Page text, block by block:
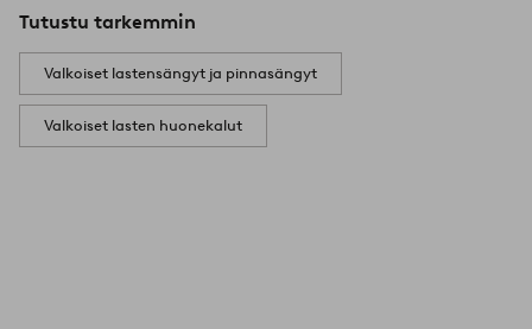
Tutustu tarkemmin
Valkoiset lastensängyt ja pinnasängyt
Valkoiset lasten huonekalut